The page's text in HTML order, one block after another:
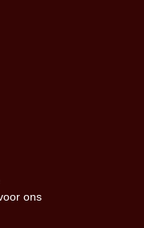
ons